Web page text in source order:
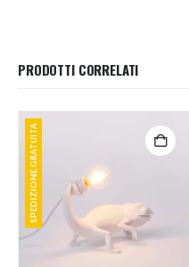
PRODOTTI CORRELATI
SPEDIZIONE GRATUITA